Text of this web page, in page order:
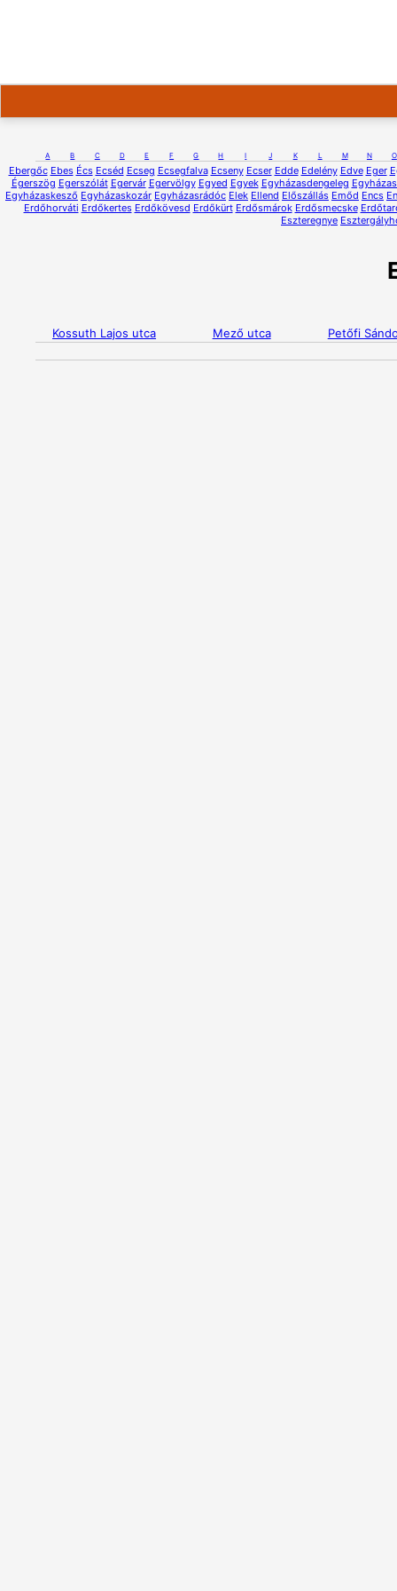
A B C D E F G H I J K L M N O
Ebergőc Ebes Écs Ecséd Ecseg Ecsegfalva Ecseny Ecser Edde Edelény Edve Eger
Égerszög Egerszólát Egervár Egervölgy Egyed Egyek Egyházasdengeleg
Egyházaskesző Egyházaskozár Egyházasrádóc Elek Ellend Előszállás Emőd Encs
Erdőhorváti Erdőkertes Erdőkövesd Erdőkürt Erdősmárok Erdősmecske
Eszteregnye
Kossuth Lajos utca Mező utca Petőfi